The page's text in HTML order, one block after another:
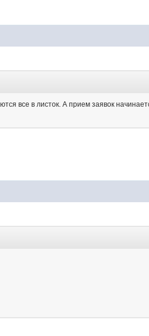
все в листок. А прием заявок